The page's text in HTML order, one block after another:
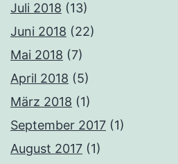
Juli 2018 (13)
Juni 2018 (22)
Mai 2018 (7)
April 2018 (5)
März 2018 (1)
September 2017 (1)
August 2017 (1)